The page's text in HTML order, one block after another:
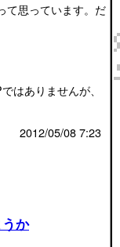
て思っています。だ
はありませんが、
2012/05/08 7:23
か